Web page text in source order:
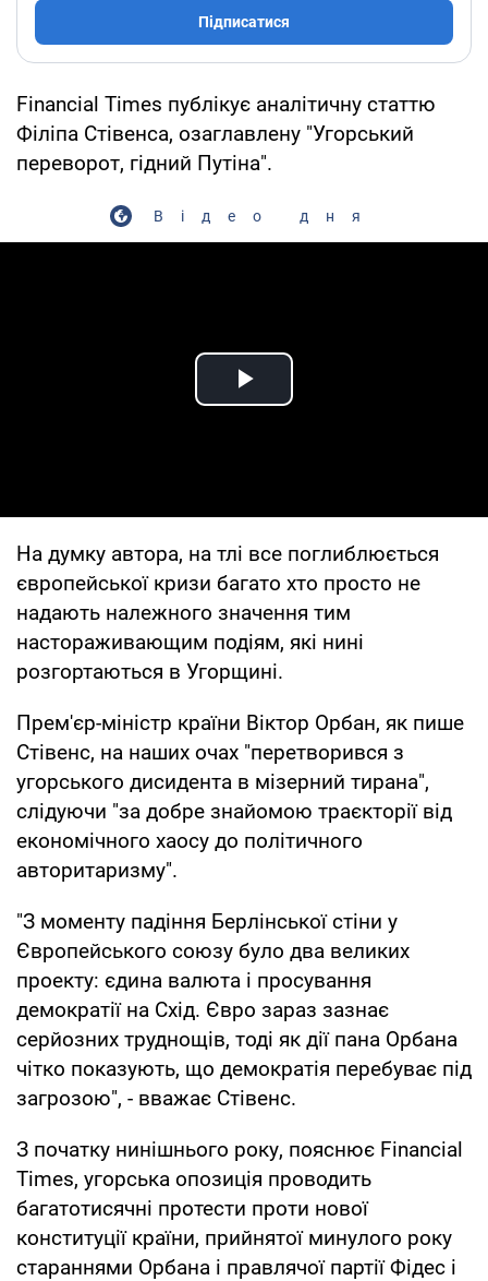
Підписатися
Financial Times публікує аналітичну статтю
Філіпа Стівенса, озаглавлену "Угорський
переворот, гідний Путіна".
Відео дня
Play Video
На думку автора, на тлі все поглиблюється
європейської кризи багато хто просто не
надають належного значення тим
настораживающим подіям, які нині
розгортаються в Угорщині.
Прем'єр-міністр країни Віктор Орбан, як пише
Стівенс, на наших очах "перетворився з
угорського дисидента в мізерний тирана",
слідуючи "за добре знайомою траєкторії від
економічного хаосу до політичного
авторитаризму".
"З моменту падіння Берлінської стіни у
Європейського союзу було два великих
проекту: єдина валюта і просування
демократії на Схід. Євро зараз зазнає
серйозних труднощів, тоді як дії пана Орбана
чітко показують, що демократія перебуває під
загрозою", - вважає Стівенс.
З початку нинішнього року, пояснює Financial
Times, угорська опозиція проводить
багатотисячні протести проти нової
конституції країни, прийнятої минулого року
стараннями Орбана і правлячої партії Фідес і